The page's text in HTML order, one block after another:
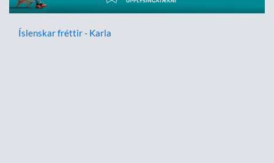
Íslenskar fréttir - Karla